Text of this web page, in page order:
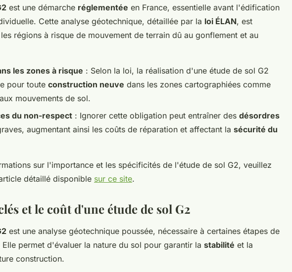
est une démarche réglementée en France, essentielle avant l'édification
Cette analyse géotechnique, détaillée par la loi ÉLAN, est
régions à risque de mouvement de terrain dû au gonflement et au
les zones à risque : Selon la loi, la réalisation d'une étude de sol G2
pour toute construction neuve dans les zones cartographiées comme
mouvements de sol.
du non-respect : Ignorer cette obligation peut entraîner des désordres
augmentant ainsi les coûts de réparation et affectant la sécurité du
sur l'importance et les spécificités de l'étude de sol G2, veuillez
détaillé disponible sur ce site.
et le coût d'une étude de sol G2
est une analyse géotechnique poussée, nécessaire à certaines étapes de
Elle permet d'évaluer la nature du sol pour garantir la stabilité et la
construction.